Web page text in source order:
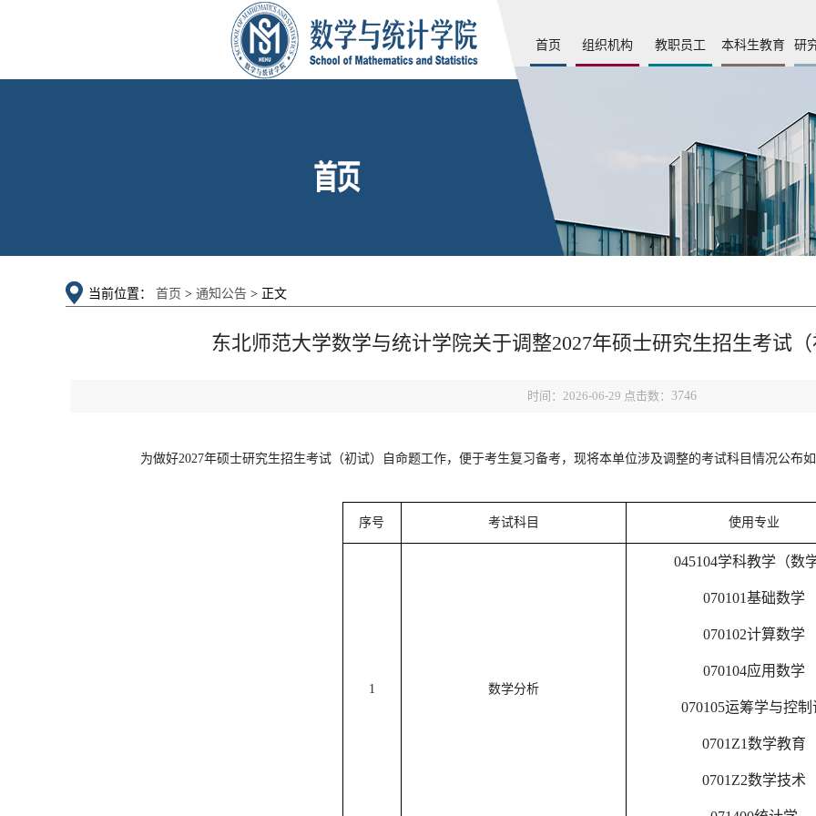
首页 组织机构 教职员工 本科生教育 研
当前位置： 首页 > 通知公告 > 正文
东北师范大学数学与统计学院关于调整2027年硕士研究生招生考试
时间：2026-06-29 点击数： 3746
为做好2027年硕士研究生招生考试（初试）自命题工作，便于考生复习备考，现将本单位涉及调整的考试科目情况公布如
序号 考试科目 使用专业
1 数学分析
045104学科教学（数学
070101基础数学
070102计算数学
070104应用数学
070105运筹学与控制
0701Z1数学教育
0701Z2数学技术